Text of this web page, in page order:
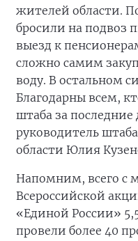
жителей области.
бросили на подвоз
выезд к
сложно самим
воду. В остальном
Благодарны всем,
штаба за
руководитель
области Юлия
Напомним, всего с
Всероссийской
«Единой России»
провели более 40